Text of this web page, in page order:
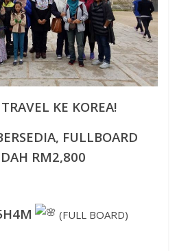
KE KOREA!
FULLBOARD
RM2,800
(FULL BOARD)